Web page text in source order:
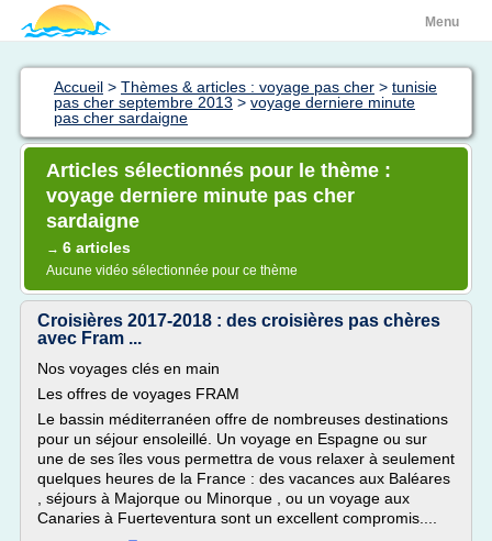
Menu
Accueil > Thèmes & articles : voyage pas cher > tunisie
pas cher septembre 2013 > voyage derniere minute
pas cher sardaigne
Articles sélectionnés pour le thème :
voyage derniere minute pas cher
sardaigne
→ 6 articles
Aucune vidéo sélectionnée pour ce thème
Croisières 2017-2018 : des croisières pas chères
avec Fram ...
Nos voyages clés en main
Les offres de voyages FRAM
Le bassin méditerranéen offre de nombreuses destinations
pour un séjour ensoleillé. Un voyage en Espagne ou sur
une de ses îles vous permettra de vous relaxer à seulement
quelques heures de la France : des vacances aux Baléares
, séjours à Majorque ou Minorque , ou un voyage aux
Canaries à Fuerteventura sont un excellent compromis....